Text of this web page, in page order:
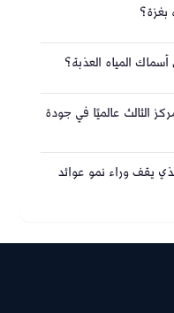
المياه العذبة؟
الثالث عالميًا في جودة
48%.. ما الذي يقف وراء نمو عوائد